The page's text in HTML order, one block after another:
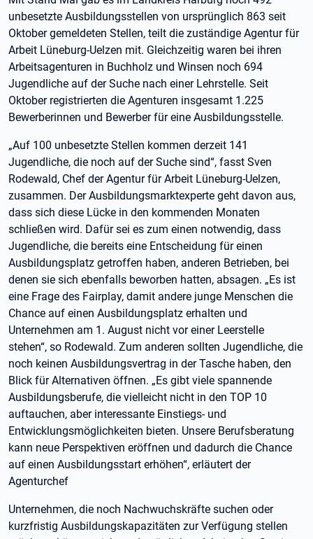
unbesetzte Ausbildungsstellen von ursprünglich 863 seit
Oktober gemeldeten Stellen, teilt die zuständige Agentur für
Arbeit Lüneburg-Uelzen mit. Gleichzeitig waren bei ihren
Arbeitsagenturen in Buchholz und Winsen noch 694
Jugendliche auf der Suche nach einer Lehrstelle. Seit
Oktober registrierten die Agenturen insgesamt 1.225
Bewerberinnen und Bewerber für eine Ausbildungsstelle.
„Auf 100 unbesetzte Stellen kommen derzeit 141
Jugendliche, die noch auf der Suche sind“, fasst Sven
Rodewald, Chef der Agentur für Arbeit Lüneburg-Uelzen,
zusammen. Der Ausbildungsmarktexperte geht davon aus,
dass sich diese Lücke in den kommenden Monaten
schließen wird. Dafür sei es zum einen notwendig, dass
Jugendliche, die bereits eine Entscheidung für einen
Ausbildungsplatz getroffen haben, anderen Betrieben, bei
denen sie sich ebenfalls beworben hatten, absagen. „Es ist
eine Frage des Fairplay, damit andere junge Menschen die
Chance auf einen Ausbildungsplatz erhalten und
Unternehmen am 1. August nicht vor einer Leerstelle
stehen“, so Rodewald. Zum anderen sollten Jugendliche, die
noch keinen Ausbildungsvertrag in der Tasche haben, den
Blick für Alternativen öffnen. „Es gibt viele spannende
Ausbildungsberufe, die vielleicht nicht in den TOP 10
auftauchen, aber interessante Einstiegs- und
Entwicklungsmöglichkeiten bieten. Unsere Berufsberatung
kann neue Perspektiven eröffnen und dadurch die Chance
auf einen Ausbildungsstart erhöhen“, erläutert der
Agenturchef
Unternehmen, die noch Nachwuchskräfte suchen oder
kurzfristig Ausbildungskapazitäten zur Verfügung stellen